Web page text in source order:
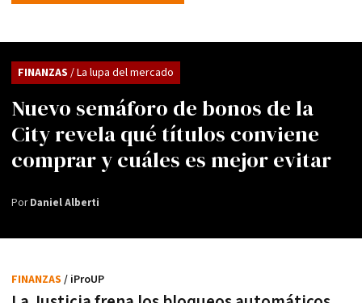
Nuevo semáforo de bonos de la
City revela qué títulos conviene
comprar y cuáles es mejor evitar
FINANZAS / La lupa del mercado
PorDaniel Alberti
FINANZAS / iProUP